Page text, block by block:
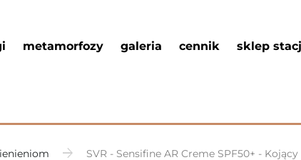
metamorfozy galeria cennik sklep
SVR - Sensifine AR Creme SPF50+ -